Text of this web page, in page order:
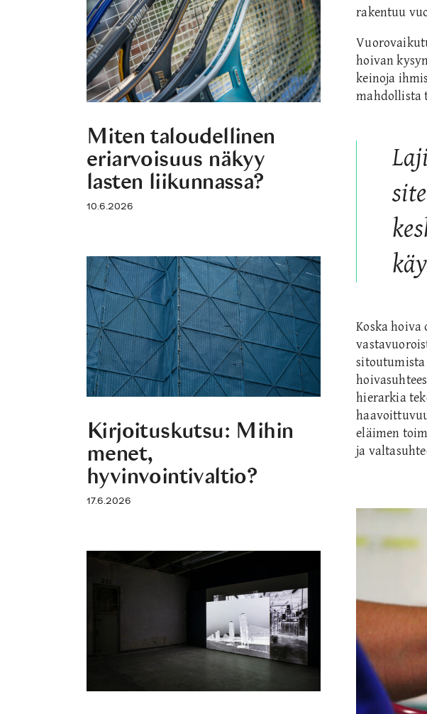
Miten taloudellinen
eriarvoisuus näkyy
lasten liikunnassa?
10.6.2026
Kirjoituskutsu: Mihin
menet,
hyvinvointivaltio?
17.6.2026
rakentuu
hoivan
keinoja
mahdollista
Koska hoiva
sitoutumista
hierarkia
eläimen
ja